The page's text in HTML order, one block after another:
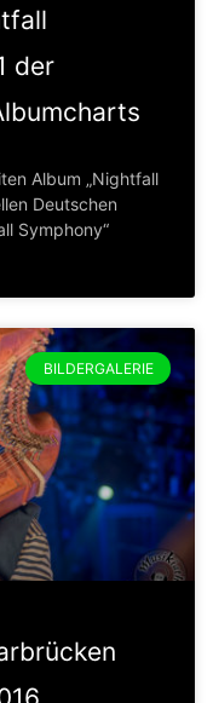
der
Album „Nightfall
Deutschen
Symphony“
BILDERGALERIE